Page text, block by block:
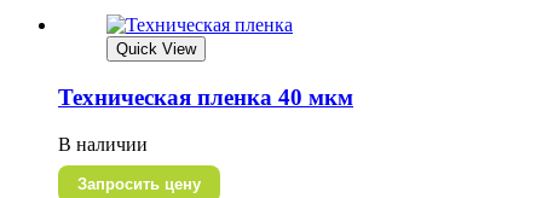
Quick View
Техническая пленка 40 мкм
В наличии
Запросить цену